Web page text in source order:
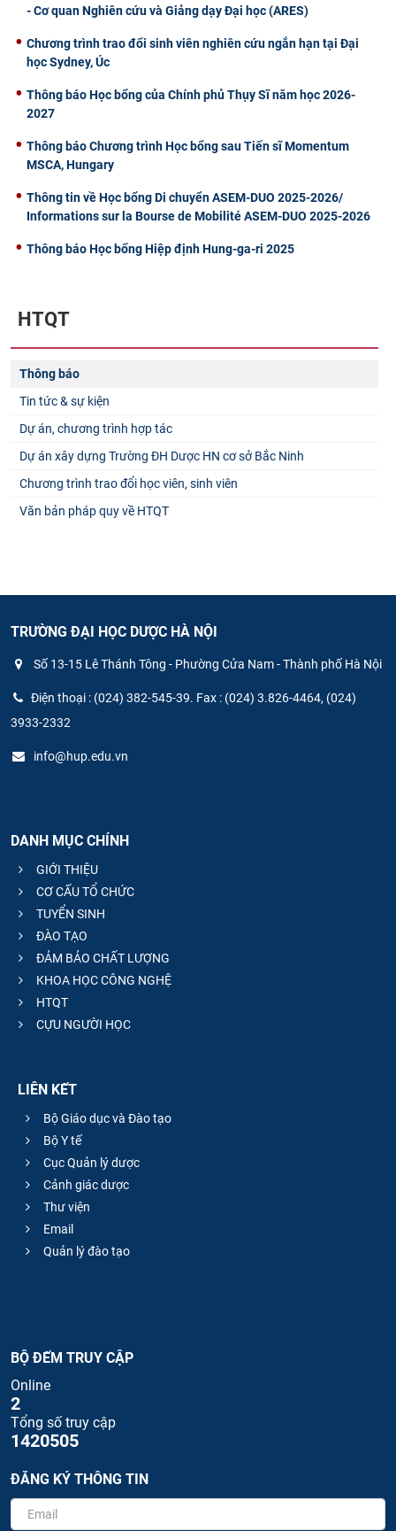
- Cơ quan Nghiên cứu và Giảng dạy Đại học (ARES)
Chương trình trao đổi sinh viên nghiên cứu ngắn hạn tại Đại
học Sydney, Úc
Thông báo Học bổng của Chính phủ Thụy Sĩ năm học 2026-
2027
Thông báo Chương trình Học bổng sau Tiến sĩ Momentum
MSCA, Hungary
Thông tin về Học bổng Di chuyển ASEM-DUO 2025-2026/
Informations sur la Bourse de Mobilité ASEM-DUO 2025-2026
Thông báo Học bổng Hiệp định Hung-ga-ri 2025
HTQT
Thông báo
Tin tức & sự kiện
Dự án, chương trình hợp tác
Dự án xây dựng Trường ĐH Dược HN cơ sở Bắc Ninh
Chương trình trao đổi học viên, sinh viên
Văn bản pháp quy về HTQT
TRƯỜNG ĐẠI HỌC DƯỢC HÀ NỘI
Số 13-15 Lê Thánh Tông - Phường Cửa Nam - Thành phố Hà Nội
Điện thoại : (024) 382-545-39. Fax : (024) 3.826-4464, (024)
3933-2332
info@hup.edu.vn
DANH MỤC CHÍNH
GIỚI THIỆU
CƠ CẤU TỔ CHỨC
TUYỂN SINH
ĐÀO TẠO
ĐẢM BẢO CHẤT LƯỢNG
KHOA HỌC CÔNG NGHỆ
HTQT
CỰU NGƯỜI HỌC
LIÊN KẾT
Bộ Giáo dục và Đào tạo
Bộ Y tế
Cục Quản lý dược
Cảnh giác dược
Thư viện
Email
Quản lý đào tạo
BỘ ĐẾM TRUY CẬP
Online
2
Tổng số truy cập
1420505
ĐĂNG KÝ THÔNG TIN